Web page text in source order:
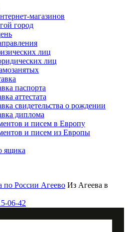
магазинов
город
лиц
лиц
паспорта
аттестата
свидетельства о рождении
диплома
и писем в Европу
и писем из Европы
ящика
по России Агеево Из Агеева в
06-42